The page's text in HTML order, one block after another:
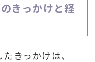
きっかけと経
きっかけは、